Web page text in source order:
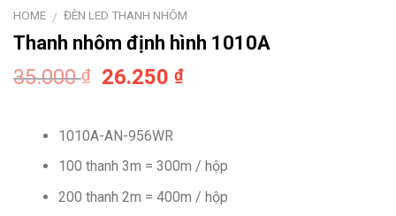
HOME / ĐÈN LED THANH NHÔM
Thanh nhôm định hình 1010A
35.000₫
Original
35.000 ₫.
26.250₫Current
1010A-AN-956WR
100 thanh 3m = 300m / hộp
200 thanh 2m = 400m / hộp